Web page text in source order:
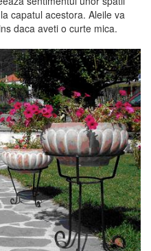
capatul acestora. Aleile va
daca aveti o curte mica.